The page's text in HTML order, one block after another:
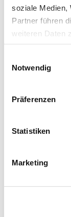
soziale Medien,
Partner führen
weiteren Daten
haben oder die
Notwendig
Präferenzen
Statistiken
Marketing
Bei der
gezielte